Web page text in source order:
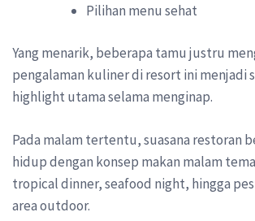
Pilihan menu sehat
Yang menarik, beberapa tamu justru
pengalaman kuliner di resort ini menjadi
highlight utama selama menginap.
Pada malam tertentu, suasana restoran
hidup dengan konsep makan malam
tropical dinner, seafood night, hingga
area outdoor.